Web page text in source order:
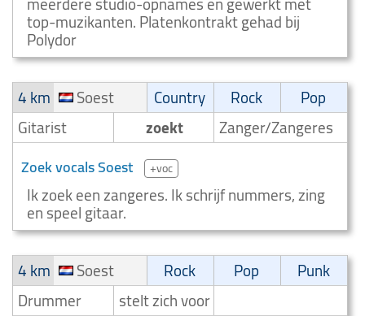
top-muzikanten. Platenkontrakt gehad bij
Polydor
4 km
Soest Country Rock
Pop
Gitarist
zoekt Zanger/Zangeres
Zoek vocals Soest +voc
Ik zoek een zangeres. Ik schrijf nummers, zing
en speel gitaar.
4 km
Soest Rock Pop
Punk
Drummer
stelt zich voor